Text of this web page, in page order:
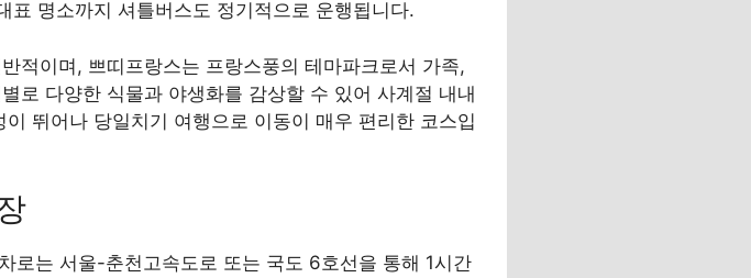
명소까지 셔틀버스도 정기적으로 운행됩니다.
적이며, 쁘띠프랑스는 프랑스풍의 테마파크로서 가족,
로 다양한 식물과 야생화를 감상할 수 있어 사계절 내내
뛰어나 당일치기 여행으로 이동이 매우 편리한 코스입
로는 서울-춘천고속도로 또는 국도 6호선을 통해 1시간